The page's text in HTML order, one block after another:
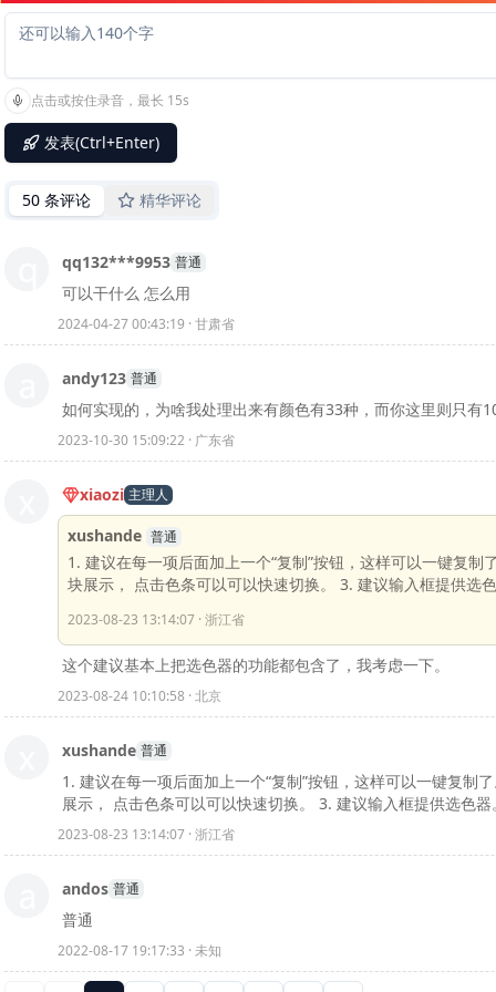
点击或按住录音，最长 15s
发表(Ctrl+Enter)
50 条评论 精华评论
qq132***9953 普通
可以干什么 怎么用
2024-04-27 00:43:19 · 甘肃省
andy123 普通
如何实现的，为啥我处理出来有颜色有33种，而你这里则只有
2023-10-30 15:09:22 · 广东省
xiaozi 主理人
xushande 普通
1. 建议在每一项后面加上一个“复制”按钮，这样可以一键复
块展示， 点击色条可以可以快速切换。 3. 建议输入框提供选
2023-08-23 13:14:07 · 浙江省
这个建议基本上把选色器的功能都包含了，我考虑一下。
2023-08-24 10:10:58 · 北京
xushande 普通
1. 建议在每一项后面加上一个“复制”按钮，这样可以一键复
展示， 点击色条可以可以快速切换。 3. 建议输入框提供选色
2023-08-23 13:14:07 · 浙江省
andos 普通
普通
2022-08-17 19:17:33 · 未知